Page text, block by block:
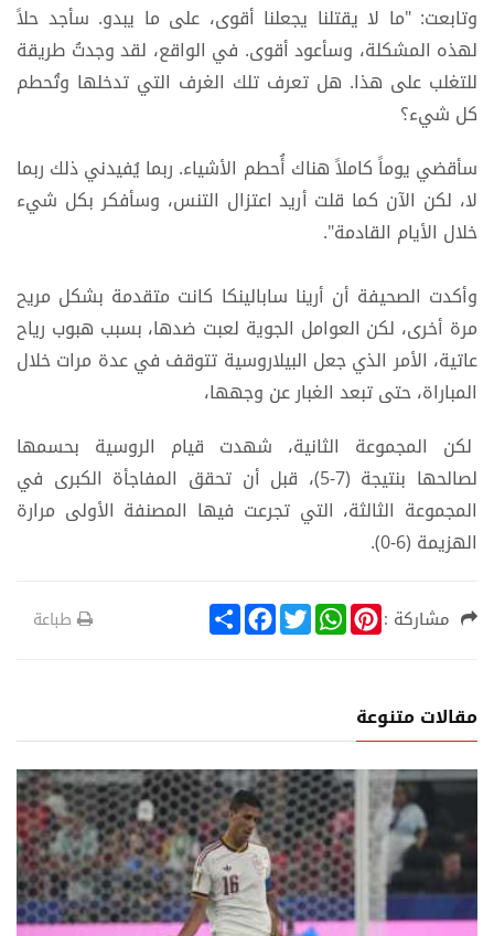
وتابعت: "ما لا يقتلنا يجعلنا أقوى، على ما يبدو. سأجد حلاً
لهذه المشكلة، وسأعود أقوى. في الواقع، لقد وجدتُ طريقة
للتغلب على هذا. هل تعرف تلك الغرف التي تدخلها وتُحطم
كل شيء؟
سأقضي يوماً كاملاً هناك أُحطم الأشياء. ربما يُفيدني ذلك ربما
لا، لكن الآن كما قلت أريد اعتزال التنس، وسأفكر بكل شيء
خلال الأيام القادمة".
وأكدت الصحيفة أن أرينا سابالينكا كانت متقدمة بشكل مريح
مرة أخرى، لكن العوامل الجوية لعبت ضدها، بسبب هبوب رياح
عاتية، الأمر الذي جعل البيلاروسية تتوقف في عدة مرات خلال
المباراة، حتى تبعد الغبار عن وجهها،
لكن المجموعة الثانية، شهدت قيام الروسية بحسمها
لصالحها بنتيجة (7-5)، قبل أن تحقق المفاجأة الكبرى في
المجموعة الثالثة، التي تجرعت فيها المصنفة الأولى مرارة
الهزيمة (6-0).
مشاركة : S
h
F
a
k
T
w
W
h
p
P
i
e
s
طباعة
مقالات متنوعة